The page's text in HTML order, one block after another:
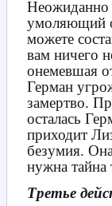
Неожиданно
умоляющий
можете
вам ничего
онемевшая
Герман
замертво.
осталась
приходит
безумия.
нужна тайна
Третье